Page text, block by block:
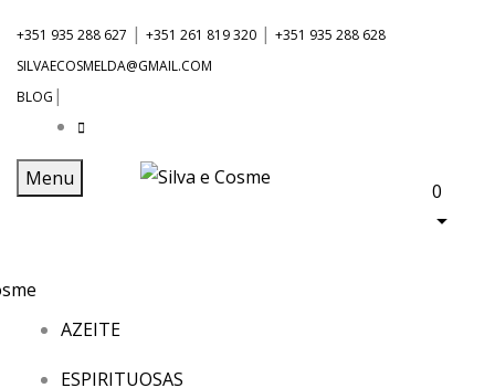
+351 935 288 627 | +351 261 819 320 | +351 935 288 628
SILVAECOSMELDA@GMAIL.COM
BLOG |
Menu
0
AZEITE
ESPIRITUOSAS